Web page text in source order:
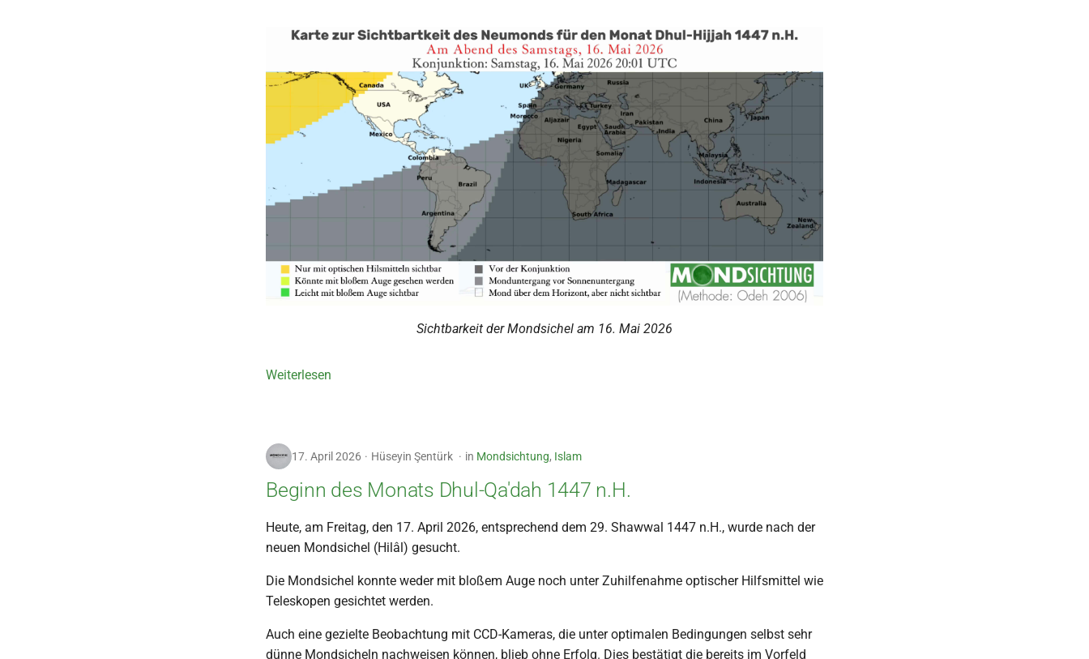
Sichtbarkeit der Mondsichel am 16. Mai 2026
Weiterlesen
17. April 2026 Hüseyin Şentürk in Mondsichtung, Islam
Beginn des Monats Dhul-Qa'dah 1447 n.H.
Heute, am Freitag, den 17. April 2026, entsprechend dem 29. Shawwal 1447 n.H., wurde nach der
neuen Mondsichel (Hilâl) gesucht.
Die Mondsichel konnte weder mit bloßem Auge noch unter Zuhilfenahme optischer Hilfsmittel wie
Teleskopen gesichtet werden.
Auch eine gezielte Beobachtung mit CCD-Kameras, die unter optimalen Bedingungen selbst sehr
dünne Mondsicheln nachweisen können, blieb ohne Erfolg. Dies bestätigt die bereits im Vorfeld